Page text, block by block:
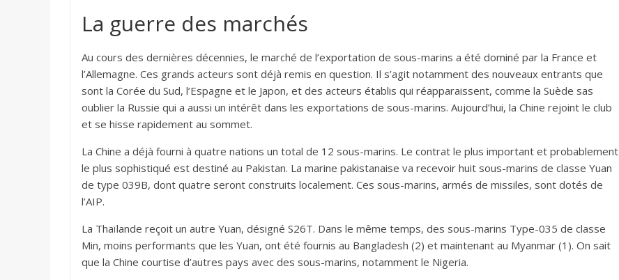
La guerre des marchés
Au cours des dernières décennies, le marché de l’exportation de sous-marins a été dominé par la France et
l’Allemagne. Ces grands acteurs sont déjà remis en question. Il s’agit notamment des nouveaux entrants que
sont la Corée du Sud, l’Espagne et le Japon, et des acteurs établis qui réapparaissent, comme la Suède sas
oublier la Russie qui a aussi un intérêt dans les exportations de sous-marins. Aujourd’hui, la Chine rejoint le club
et se hisse rapidement au sommet.
La Chine a déjà fourni à quatre nations un total de 12 sous-marins. Le contrat le plus important et probablement
le plus sophistiqué est destiné au Pakistan. La marine pakistanaise va recevoir huit sous-marins de classe Yuan
de type 039B, dont quatre seront construits localement. Ces sous-marins, armés de missiles, sont dotés de
l’AIP.
La Thaïlande reçoit un autre Yuan, désigné S26T. Dans le même temps, des sous-marins Type-035 de classe
Min, moins performants que les Yuan, ont été fournis au Bangladesh (2) et maintenant au Myanmar (1). On sait
que la Chine courtise d’autres pays avec des sous-marins, notamment le Nigeria.